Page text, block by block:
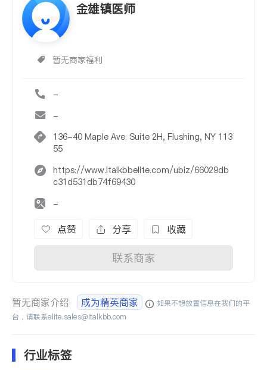
金雄镇医师
暂无商家福利
-
-
136-40 Maple Ave. Suite 2H, Flushing, NY 113
55
https://www.italkbbelite.com/ubiz/66029db
c31d531db74f69430
-
点赞 分享 收藏
联系商家
暂无商家介绍 成为精英商家
如果不想放置信息在我们的平
台，请联系elite.sales@italkbb.com
行业标签